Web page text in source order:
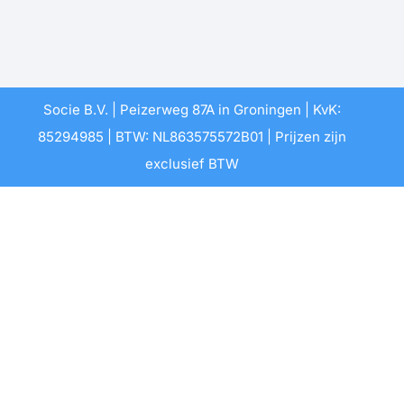
Socie B.V. | Peizerweg 87A in Groningen | KvK:
85294985 | BTW: NL863575572B01 | Prijzen zijn
exclusief BTW